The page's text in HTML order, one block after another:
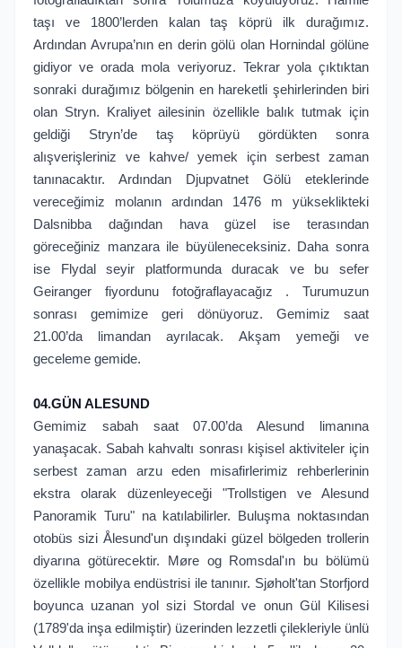
taşı ve 1800’lerden kalan taş köprü ilk durağımız.
Ardından Avrupa’nın en derin gölü olan Hornindal gölüne
gidiyor ve orada mola veriyoruz. Tekrar yola çıktıktan
sonraki durağımız bölgenin en hareketli şehirlerinden biri
olan Stryn. Kraliyet ailesinin özellikle balık tutmak için
geldiği Stryn’de taş köprüyü gördükten sonra
alışverişleriniz ve kahve/ yemek için serbest zaman
tanınacaktır. Ardından Djupvatnet Gölü eteklerinde
vereceğimiz molanın ardından 1476 m yükseklikteki
Dalsnibba dağından hava güzel ise terasından
göreceğiniz manzara ile büyüleneceksiniz. Daha sonra
ise Flydal seyir platformunda duracak ve bu sefer
Geiranger fiyordunu fotoğraflayacağız . Turumuzun
sonrası gemimize geri dönüyoruz. Gemimiz saat
21.00’da limandan ayrılacak. Akşam yemeği ve
geceleme gemide.
04.GÜN ALESUND
Gemimiz sabah saat 07.00’da Alesund limanına
yanaşacak. Sabah kahvaltı sonrası kişisel aktiviteler için
serbest zaman arzu eden misafirlerimiz rehberlerinin
ekstra olarak düzenleyeceği "Trollstigen ve Alesund
Panoramik Turu" na katılabilirler. Buluşma noktasından
otobüs sizi Ålesund'un dışındaki güzel bölgeden trollerin
diyarına götürecektir. Møre og Romsdal'ın bu bölümü
özellikle mobilya endüstrisi ile tanınır. Sjøholt'tan Storfjord
boyunca uzanan yol sizi Stordal ve onun Gül Kilisesi
(1789'da inşa edilmiştir) üzerinden lezzetli çilekleriyle ünlü